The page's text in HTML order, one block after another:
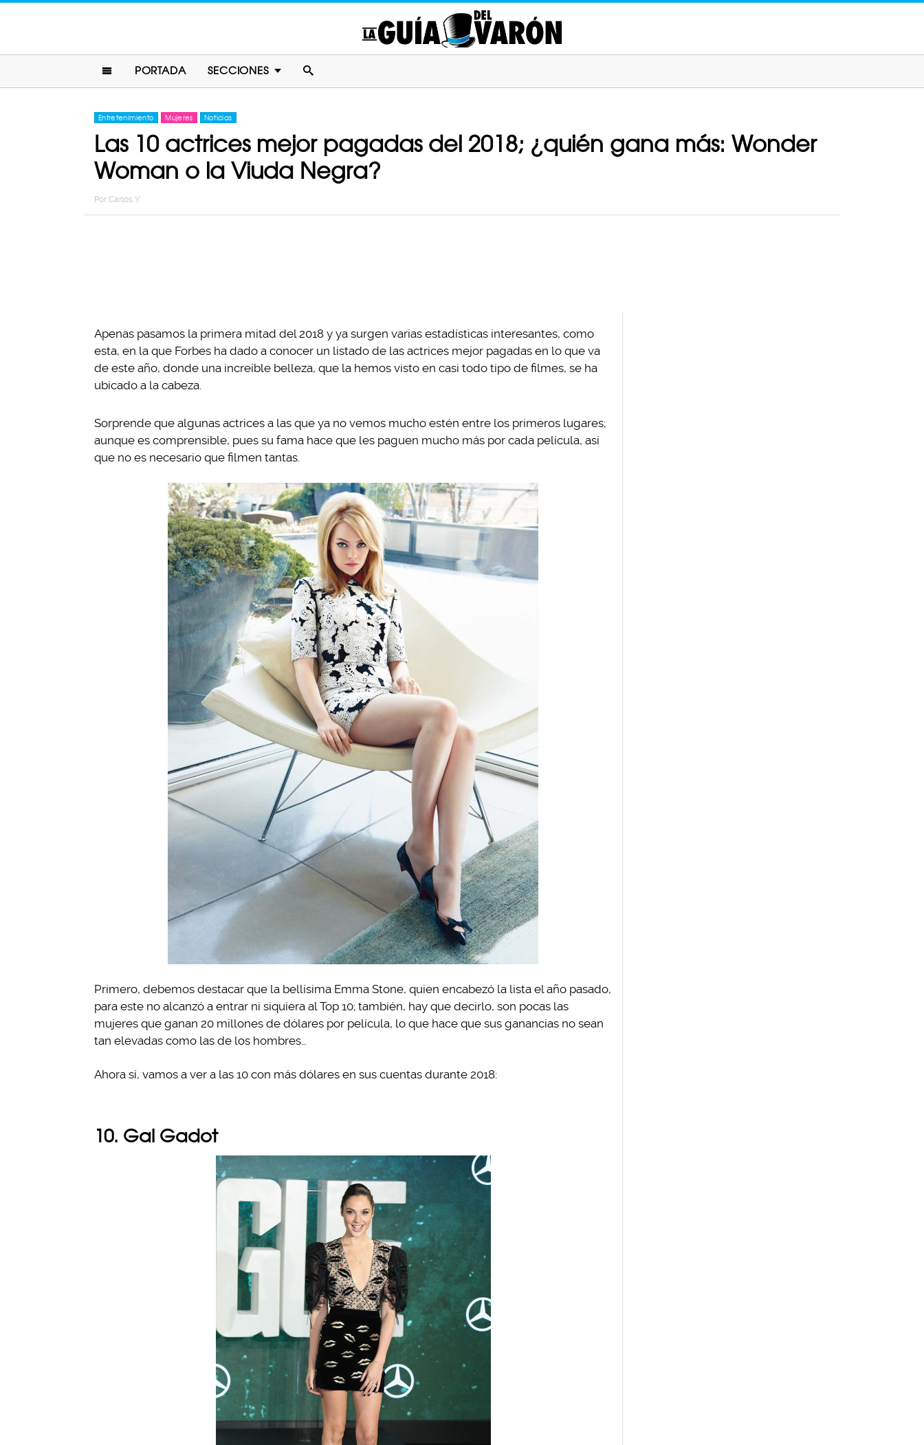
PORTADA SECCIONES
Entretenimiento Mujeres Noticias
Las 10 actrices mejor pagadas del 2018; ¿quién gana más: Wonder
Woman o la Viuda Negra?
Por Carlos Y
Apenas pasamos la primera mitad del 2018 y ya surgen varias estadísticas interesantes, como
esta, en la que Forbes ha dado a conocer un listado de las actrices mejor pagadas en lo que va
de este año, donde una increíble belleza, que la hemos visto en casi todo tipo de filmes, se ha
ubicado a la cabeza.
Sorprende que algunas actrices a las que ya no vemos mucho estén entre los primeros lugares;
aunque es comprensible, pues su fama hace que les paguen mucho más por cada película, así
que no es necesario que filmen tantas.
Primero, debemos destacar que la bellísima Emma Stone, quien encabezó la lista el año pasado,
para este no alcanzó a entrar ni siquiera al Top 10; también, hay que decirlo, son pocas las
mujeres que ganan 20 millones de dólares por película, lo que hace que sus ganancias no sean
tan elevadas como las de los hombres…
Ahora sí, vamos a ver a las 10 con más dólares en sus cuentas durante 2018:
10. Gal Gadot